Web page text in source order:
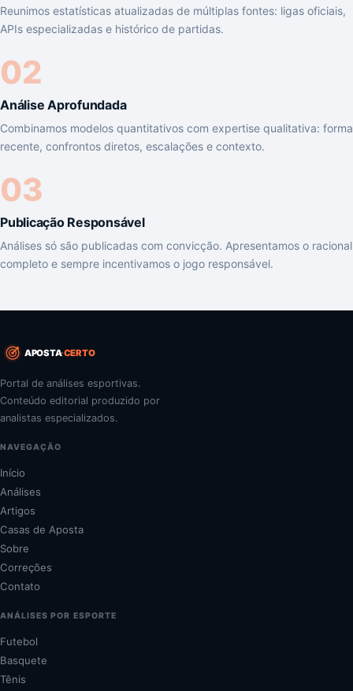
Reunimos estatísticas atualizadas de múltiplas fontes: ligas oficiais,
APIs especializadas e histórico de partidas.
02
Análise Aprofundada
Combinamos modelos quantitativos com expertise qualitativa: forma
recente, confrontos diretos, escalações e contexto.
03
Publicação Responsável
Análises só são publicadas com convicção. Apresentamos o racional
completo e sempre incentivamos o jogo responsável.
APOSTACERTO
Portal de análises esportivas.
Conteúdo editorial produzido por
analistas especializados.
NAVEGAÇÃO
Início
Análises
Artigos
Casas de Aposta
Sobre
Correções
Contato
ANÁLISES POR ESPORTE
Futebol
Basquete
Tênis